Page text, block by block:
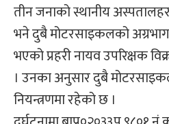
तीन जनाको स्थानीय
भने दुबै मोटरसाइकलको अग्रभाग
भएको प्रहरी नायव उपरिक्षक
। उनका अनुसार दुबै
नियन्त्रणमा रहेको छ ।